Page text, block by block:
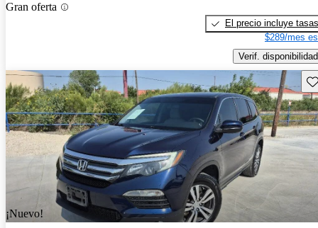
Gran oferta
El precio incluye tasas
$289/mes
Verif. disponibilidad
¡Nuevo!